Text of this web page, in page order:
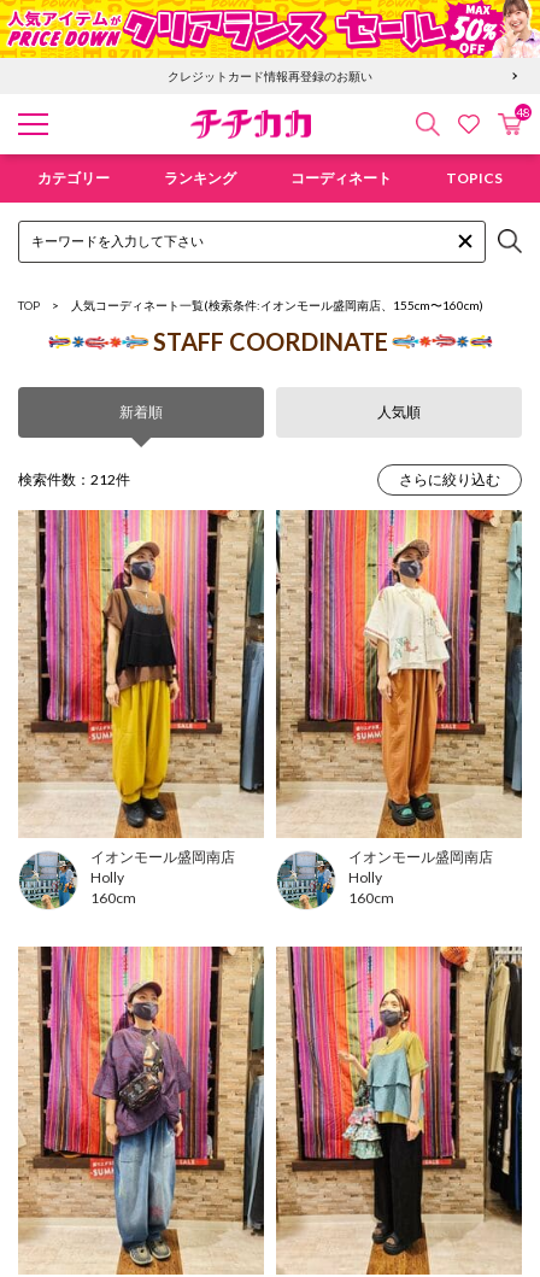
6,400円以上で送料無料！新規会員登録で300pt贈呈！
検索 お気にカ
48
カテゴリー ランキング コーディネート TOPICS
TOP 人気コーディネート一覧(検索条件:イオンモール盛岡南店、155cm〜160cm)
STAFF COORDINATE
新着順 人気順
検索件数：212件 さらに絞り込む
イオンモール盛岡南店
Holly
160cm
イオンモール盛岡南店
Holly
160cm